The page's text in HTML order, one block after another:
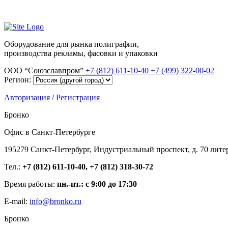
Оборудование для рынка полиграфии,
производства рекламы, фасовки и упаковки
ООО “Союзславпром” +7 (812) 611-10-40 +7 (499) 322-00-02
Регион:
Авторизация /Регистрация
Бронко
Офис в Санкт-Петербурге
195279 Санкт-Петербург, Индустриальный проспект, д. 70
Тел.: +7 (812) 611-10-40, +7 (812) 318-30-72
Время работы: пн.-пт.: с 9:00 до 17:30
E-mail: info@bronko.ru
Бронко